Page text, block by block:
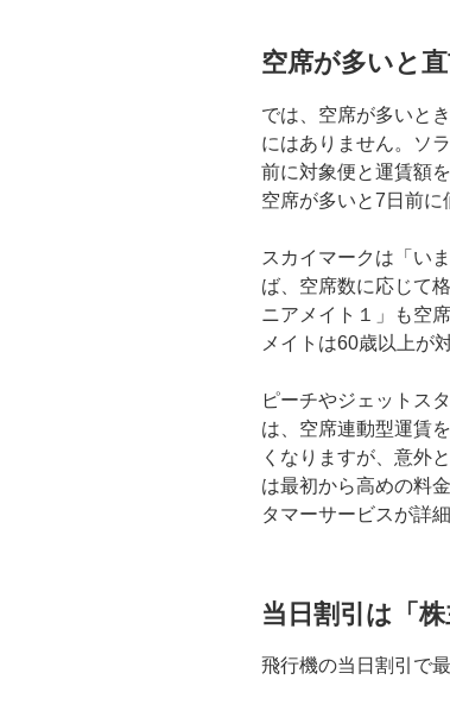
空席が多いと
では、空席が多いと
にはありません。ソ
前に対象便と運賃額
空席が多いと7日前に
スカイマークは「い
ば、空席数に応じて
ニアメイト１」も空
メイトは60歳以上が
ピーチやジェットス
は、空席連動型運賃
くなりますが、意外
は最初から高めの料
タマーサービスが詳
当日割引は「
飛行機の当日割引で